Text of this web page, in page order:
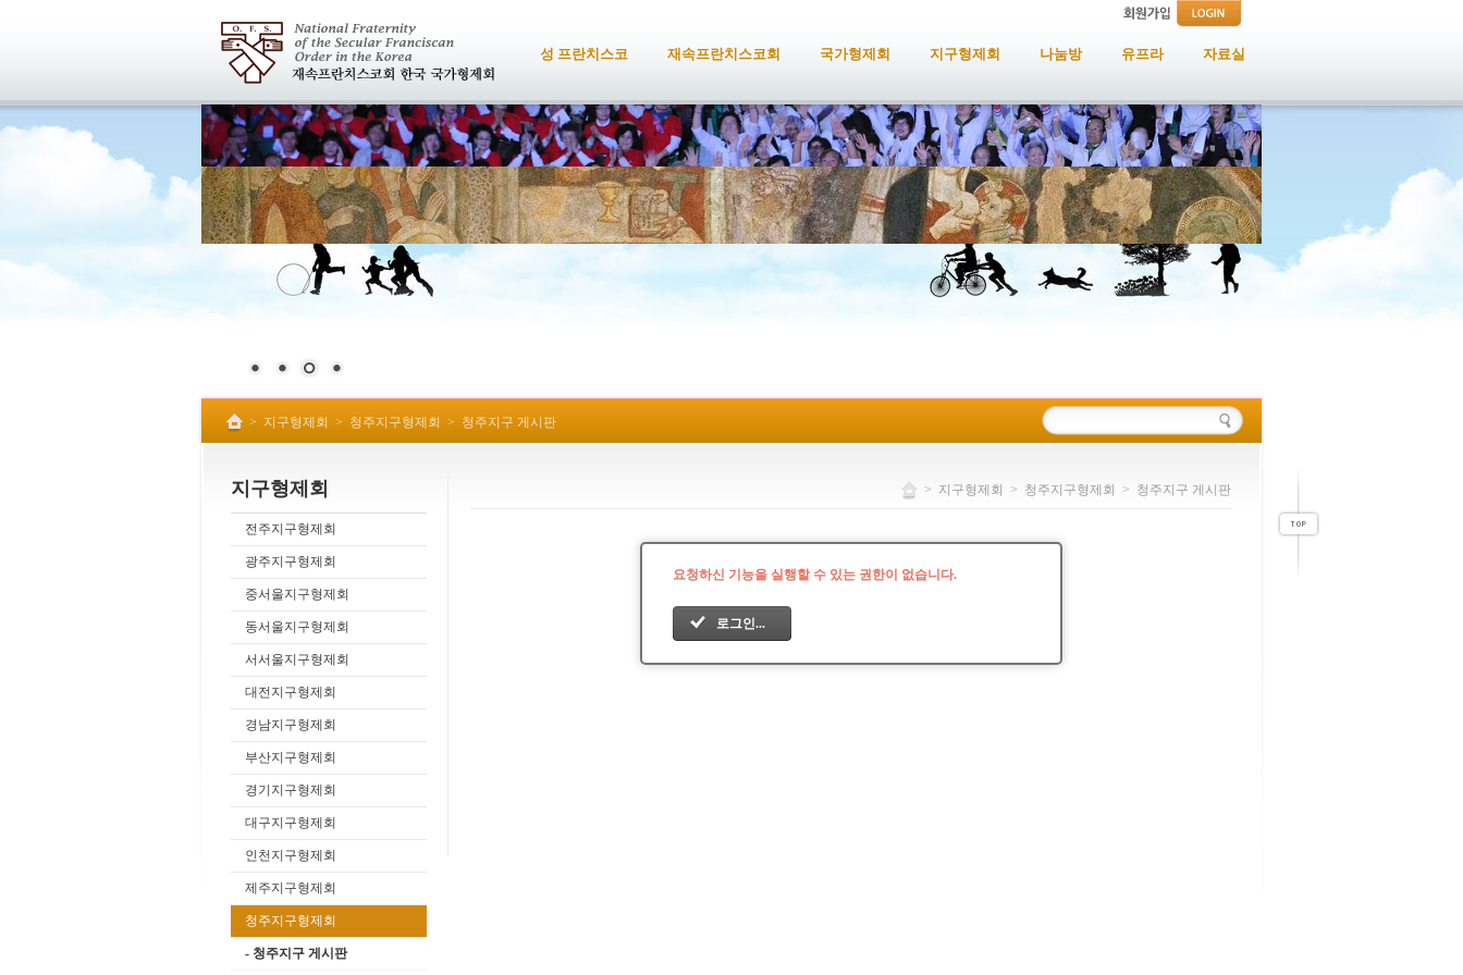
성 프란치스코 재속프란치스코회 국가형제회 지구형제회 나눔방 유프라 자료실
> 지구형제회 > 청주지구형제회 > 청주지구 게시판
> 지구형제회 > 청주지구형제회 > 청주지구 게시판
요청하신 기능을 실행할 수 있는 권한이 없습니다.
로그인...
지구형제회
전주지구형제회
광주지구형제회
중서울지구형제회
동서울지구형제회
서서울지구형제회
대전지구형제회
경남지구형제회
부산지구형제회
경기지구형제회
대구지구형제회
인천지구형제회
제주지구형제회
청주지구형제회
- 청주지구 게시판